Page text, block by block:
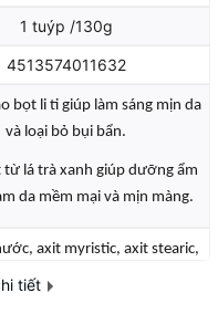
1 tuýp /130g
4513574011632
bọt li ti giúp làm sáng mịn da
và loại bỏ bụi bẩn.
từ lá trà xanh giúp dưỡng ẩm
da mềm mại và mịn màng.
axit myristic, axit stearic,
PEG-8, glycol distearate, axit
tiết